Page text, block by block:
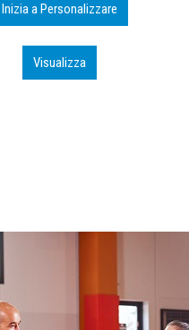
Personalizza
Visualizza